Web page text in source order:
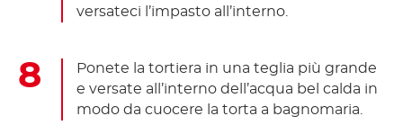
versateci l’impasto all’interno.
Ponete la tortiera in una teglia più grande
e versate all’interno dell’acqua bel calda in
modo da cuocere la torta a bagnomaria.